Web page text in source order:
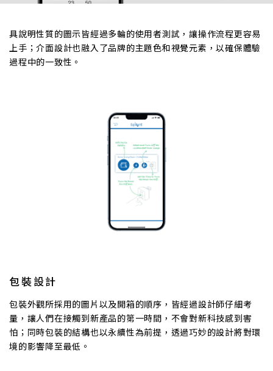
具說明性質的圖示皆經過多輪的使用者測試，讓操作流程更容易
上手；介面設計也融入了品牌的主題色和視覺元素，以確保體驗
過程中的一致性。
包裝設計
包裝外觀所採用的圖片以及開箱的順序，皆經過設計師仔細考
量，讓人們在接觸到新產品的第一時間，不會對新科技感到害
怕；同時包裝的結構也以永續性為前提，透過巧妙的設計將對環
境的影響降至最低。